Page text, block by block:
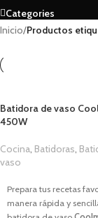
Categories
Inicio/Productos
Batidora de vaso
450W
Cocina, Batidoras,
vaso
Prepara tus recetas
manera rápida y